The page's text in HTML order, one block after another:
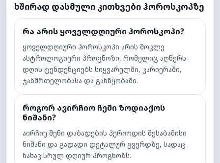
ხშირად დასმული კითხვები ჰოროსკოპზე
რა არის ყოველდღიური ჰოროსკოპი?
ყოველდღიური ჰოროსკოპი არის მოკლე
ასტროლოგიური პროგნოზი, რომელიც აღწერს
დღის ტენდენციებს სიყვარულში, კარიერაში,
ჯანმრთელობასა და განწყობაში.
როგორ ავირჩიო ჩემი ზოდიაქოს
ნიშანი?
აირჩიე შენი დაბადების პერიოდის შესაბამისი
ნიშანი და გადადი დეტალურ გვერდზე, სადაც
ნახავ სრულ დღიურ პროგნოზს.